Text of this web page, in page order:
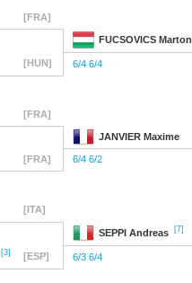
[FRA]
FUCSOVICS Marton
[HUN] 6/4 6/4
[FRA]
JANVIER Maxime
[FRA] 6/4 6/2
[ITA]
SEPPI Andreas [7]
[3] [ESP] 6/3 6/4